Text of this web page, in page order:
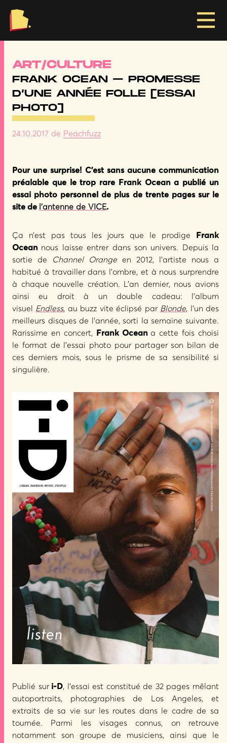
ART/CULTURE
FRANK OCEAN – PROMESSE
D’UNE ANNÉE FOLLE [ESSAI
PHOTO]
24.10.2017 de Peachfuzz
Pour une surprise! C’est sans aucune communication
préalable que le trop rare Frank Ocean a publié un
essai photo personnel de plus de trente pages sur le
site de l’antenne de VICE.
Ça n’est pas tous les jours que le prodige
Frank
Ocean nous laisse entrer dans son univers. Depuis la
sortie de
Channel Orange en 2012, l’artiste nous a
habitué à travailler dans l’ombre, et à nous surprendre
à chaque nouvelle création. L’an dernier, nous avions
ainsi eu droit à un double cadeau: l’album
visuel Endless, au buzz vite éclipsé par Blonde, l’un des
meilleurs disques de l’année, sorti la semaine suivante.
Rarissime en concert,
Frank Oceana cette fois choisi
le format de l’essai photo pour partager son bilan de
ces derniers mois, sous le prisme de sa sensibilité si
singulière.
Publié suri-D, l’essai est constitué de 32 pages mêlant
autoportraits, photographies de Los Angeles, et
extraits de sa vie sur les routes dans le cadre de sa
tournée. Parmi les visages connus, on retrouve
notamment son groupe de musiciens, ainsi que le